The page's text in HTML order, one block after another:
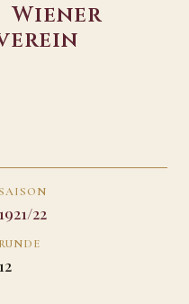
Wiener
1921/22
RUNDE
12